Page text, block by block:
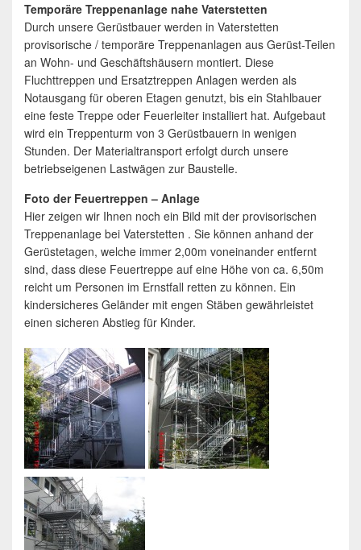
Temporäre Treppenanlage nahe Vaterstetten
Durch unsere Gerüstbauer werden in Vaterstetten
provisorische / temporäre Treppenanlagen aus Gerüst-Teilen
an Wohn- und Geschäftshäusern montiert. Diese
Fluchttreppen und Ersatztreppen Anlagen werden als
Notausgang für oberen Etagen genutzt, bis ein Stahlbauer
eine feste Treppe oder Feuerleiter installiert hat. Aufgebaut
wird ein Treppenturm von 3 Gerüstbauern in wenigen
Stunden. Der Materialtransport erfolgt durch unsere
betriebseigenen Lastwägen zur Baustelle.
Foto der Feuertreppen – Anlage
Hier zeigen wir Ihnen noch ein Bild mit der provisorischen
Treppenanlage bei Vaterstetten . Sie können anhand der
Gerüstetagen, welche immer 2,00m voneinander entfernt
sind, dass diese Feuertreppe auf eine Höhe von ca. 6,50m
reicht um Personen im Ernstfall retten zu können. Ein
kindersicheres Geländer mit engen Stäben gewährleistet
einen sicheren Abstieg für Kinder.